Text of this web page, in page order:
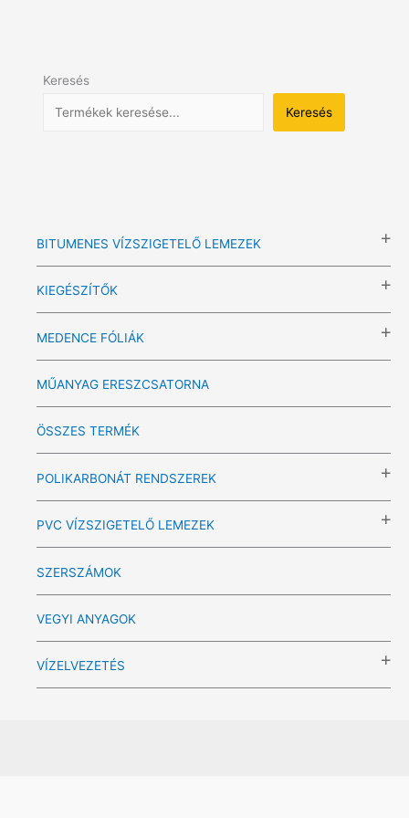
Keresés
Keresés
BITUMENES VÍZSZIGETELŐ LEMEZEK
KIEGÉSZÍTŐK
MEDENCE FÓLIÁK
MŰANYAG ERESZCSATORNA
ÖSSZES TERMÉK
POLIKARBONÁT RENDSZEREK
PVC VÍZSZIGETELŐ LEMEZEK
SZERSZÁMOK
VEGYI ANYAGOK
VÍZELVEZETÉS